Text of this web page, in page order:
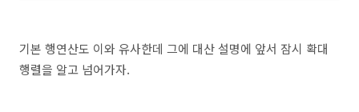
기본 행연산도 이와 유사한데 그에 대산 설명에 앞서 잠시 확대
행렬을 알고 넘어가자.